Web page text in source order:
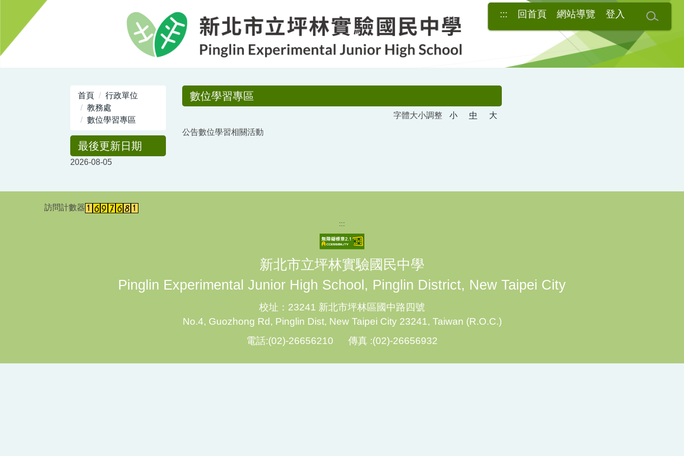
要
::: 回首頁 網站導覽 登入
首頁
行政單位
教務處
數位學習專區
最後更新日期
2026-08-05
數位學習專區
字體大小調整 小 中
大
公告數位學習相關活動
訪問計數器
:::
新北市立坪林實驗國民中學
Pinglin Experimental Junior High School, Pinglin District, New Taipei City
校址：23241 新北市坪林區國中路四號
No.4, Guozhong Rd, Pinglin Dist, New Taipei City 23241, Taiwan (R.O.C.)
電話:(02)-26656210 傳真 :(02)-26656932